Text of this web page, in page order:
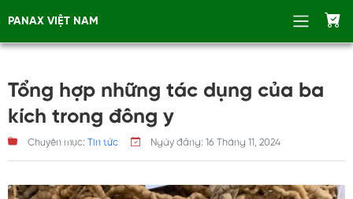
PANAX VIỆT NAM
Tổng hợp những tác dụng của ba
kích trong đông y
Chuyên mục: Tin tức Ngày đăng: 16 Tháng 11, 2024